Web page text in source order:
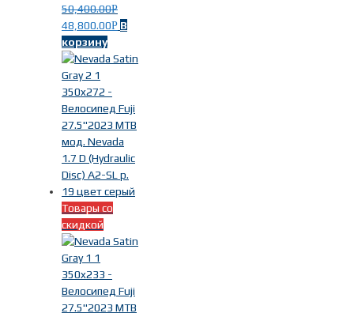
50,400.00Р
48,800.00Р В
корзину
Товары со
скидкой